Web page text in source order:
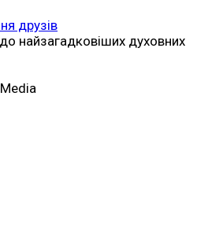
друзів
найзагадковіших духовних